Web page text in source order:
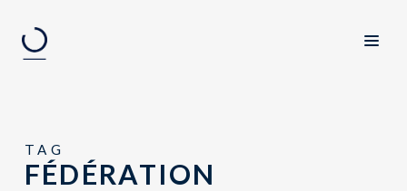
TAG
FÉDÉRATION